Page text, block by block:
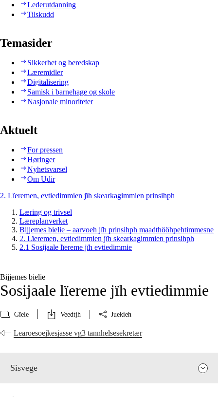
Lederutdanning
Tilskudd
Temasider
Sikkerhet og beredskap
Læremidler
Digitalisering
Samisk i barnehage og skole
Nasjonale minoriteter
Aktuelt
For pressen
Høringer
Nyhetsvarsel
Om Udir
2. Lïeremen, evtiedimmien jïh skearkagimmien prinsihph
Læring og trivsel
Læreplanverket
Bijjemes bielie – aarvoeh jïh prinsihph maadthööhpehtimmesne
2. Lïeremen, evtiedimmien jïh skearkagimmien prinsihph
2.1 Sosijaale lïereme jïh evtiedimmie
Bijjemes bielie
Sosijaale lïereme jïh evtiedimmie
Gïele Veedtjh Juekieh
Learoesoejkesjasse vg3 tannhelsesekretær
Sisvege